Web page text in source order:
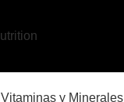
Vitaminas y Minerales